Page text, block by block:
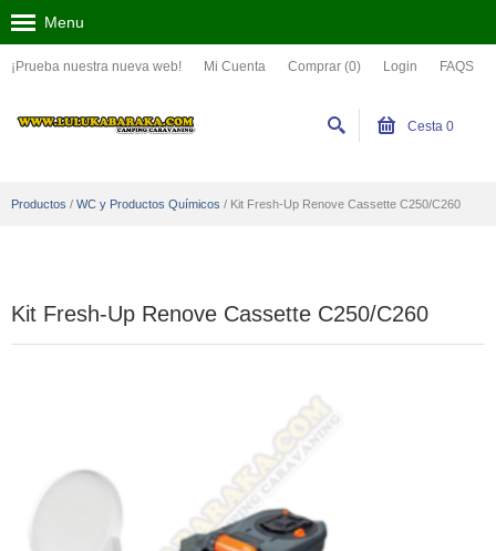
¡Prueba nuestra nueva web! Mi Cuenta Comprar (0) Login FAQS
Menu
Cesta 0
Productos / WC y Productos Químicos / Kit Fresh-Up Renove Cassette C250/C260
Kit Fresh-Up Renove Cassette C250/C260